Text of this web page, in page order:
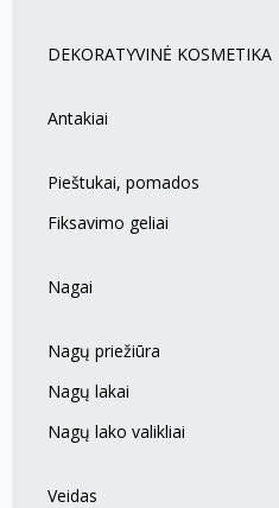
DEKORATYVINĖ KOSMETIKA
Antakiai
Pieštukai, pomados
Fiksavimo geliai
Nagai
Nagų priežiūra
Nagų lakai
Nagų lako valikliai
Veidas